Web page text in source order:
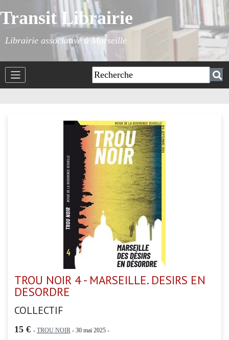
Transit Librairie
Librairie associative à Marseille
TROU NOIR 4 - MARSEILLE. DESIRS EN
DESORDRE
COLLECTIF
15 € - TROU NOIR- 30 mai 2025 -